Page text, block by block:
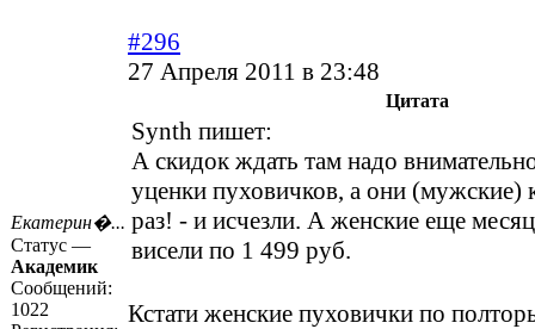
Екатерин�...
Статус —
Академик
Сообщений:
1022
#296
27 Апреля 2011 в 23:48
Цитата
Synth пишет:
А скидок ждать там надо
уценки пуховичков, а они (мужские)
раз! - и исчезли. А женские еще
висели по 1 499 руб.
Кстати женские пуховички по